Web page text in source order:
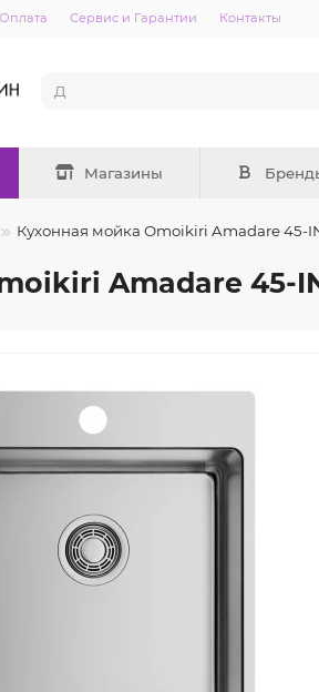
Оплата Сервис и Гарантии Контакты
Магазины
Кухонная мойка Omoikiri Amadare 45-
Amadare 45-